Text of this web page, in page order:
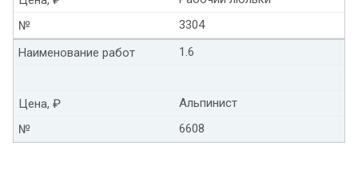
3304
№
1.6
Наименование работ
Альпинист
Цена, ₽
6608
№